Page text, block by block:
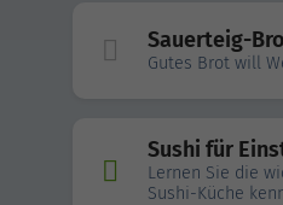
Sauerteig-
Gutes Brot will
Sushi für
Lernen Sie die
Sushi-Küche